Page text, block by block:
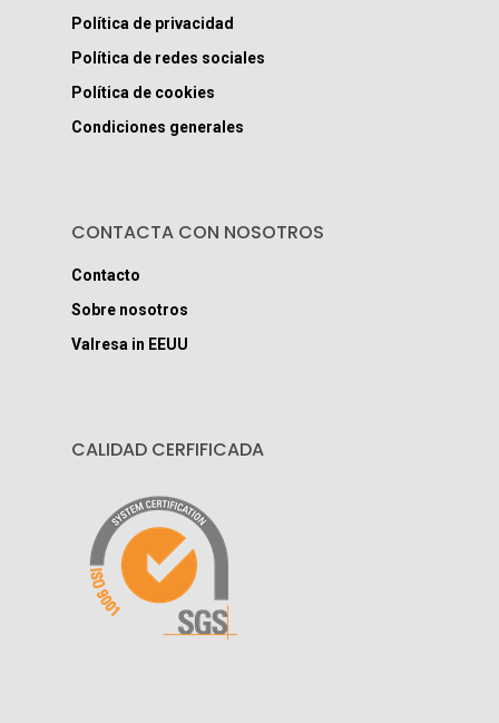
Política de privacidad
Política de redes sociales
Política de cookies
Condiciones generales
CONTACTA CON NOSOTROS
Contacto
Sobre nosotros
Valresa in EEUU
CALIDAD CERFIFICADA